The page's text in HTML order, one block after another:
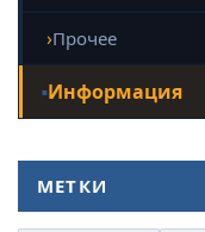
Прочее
Информация
МЕТКИ